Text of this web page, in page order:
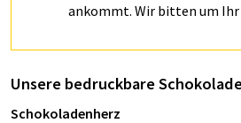
ankommt. Wir bitten um Ihr
Unsere bedruckbare
Schokoladenherz